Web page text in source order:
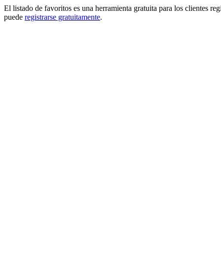
El listado de favoritos es una herramienta gratuita para los clientes
puede registrarse gratuitamente.